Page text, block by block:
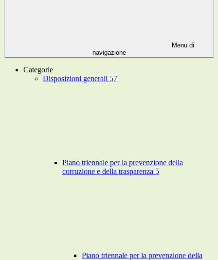
Menu di
navigazione
Categorie
Disposizioni generali 57
Piano triennale per la prevenzione della
corruzione e della trasparenza 5
Piano triennale per la prevenzione della